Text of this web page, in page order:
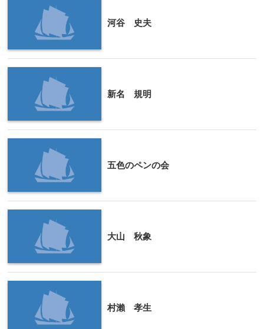
河谷 史夫
新名 規明
五色のペンの会
大山 秋象
村瀨 孝生